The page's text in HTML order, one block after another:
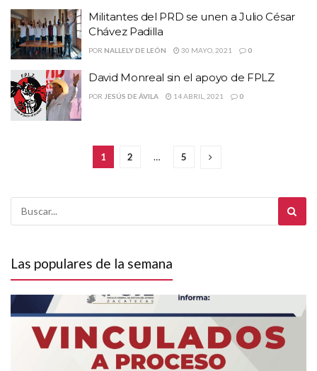
Militantes del PRD se unen a Julio César
Chávez Padilla
POR NALLELY DE LEÓN 30 MAYO, 2021 0
David Monreal sin el apoyo de FPLZ
POR JESÚS DE ÁVILA 14 ABRIL, 2021 0
1 2 … 5
Las populares de la semana